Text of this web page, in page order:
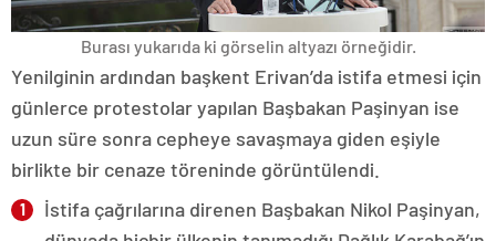
Burası yukarıda ki görselin altyazı örneğidir.
Yenilginin ardından başkent Erivan’da istifa etmesi için
günlerce protestolar yapılan Başbakan Paşinyan ise
uzun süre sonra cepheye savaşmaya giden eşiyle
birlikte bir cenaze töreninde görüntülendi.
İstifa çağrılarına direnen Başbakan Nikol Paşinyan,